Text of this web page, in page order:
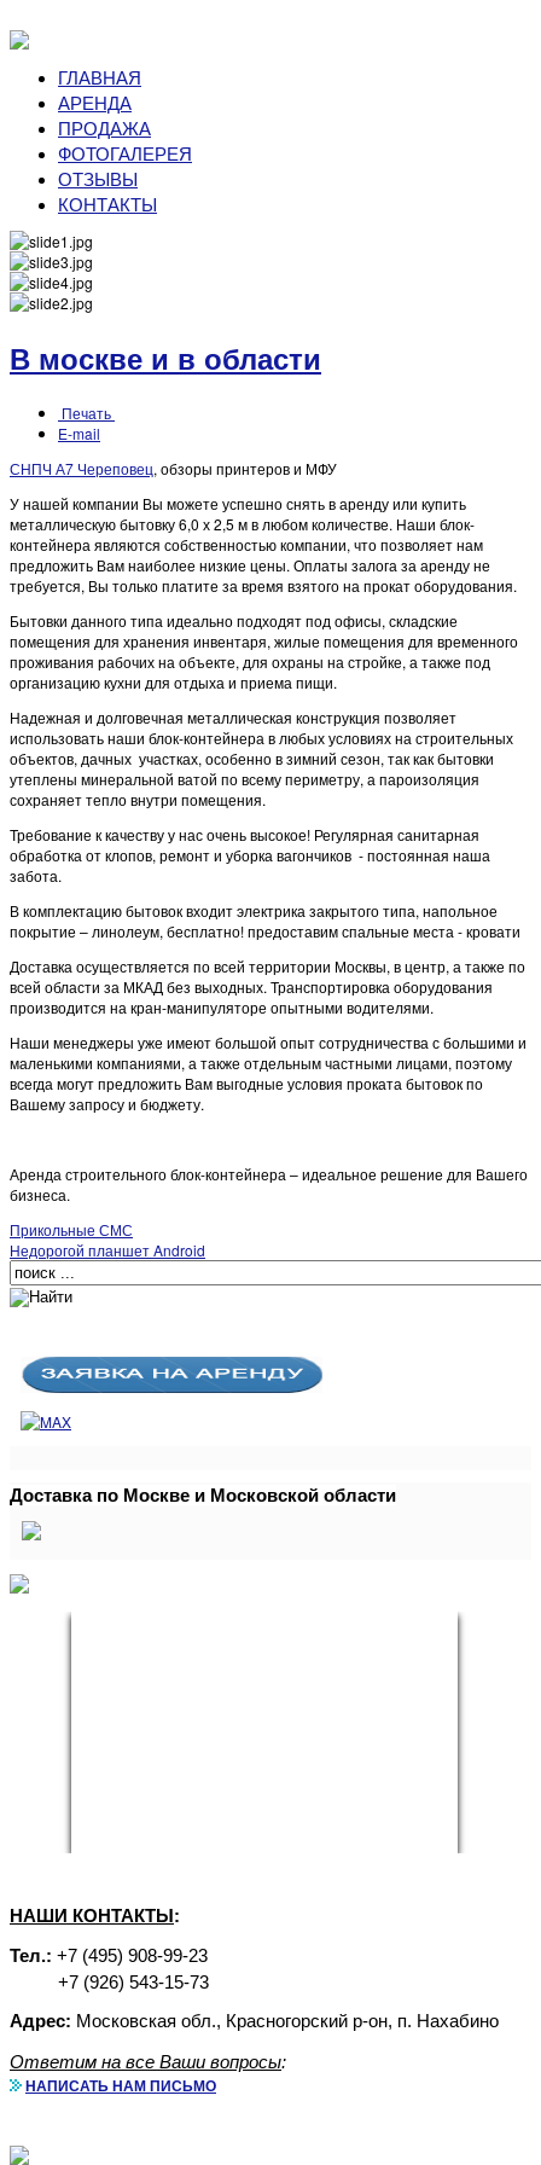
ГЛАВНАЯ
АРЕНДА
ПРОДАЖА
ФОТОГАЛЕРЕЯ
ОТЗЫВЫ
КОНТАКТЫ
В москве и в области
Печать
E-mail
СНПЧ А7 Череповец, обзоры принтеров и МФУ
У нашей компании Вы можете успешно снять в аренду или купить
металлическую бытовку 6,0 х 2,5 м в любом количестве. Наши блок-
контейнера являются собственностью компании, что позволяет нам
предложить Вам наиболее низкие цены. Оплаты залога за аренду не
требуется, Вы только платите за время взятого на прокат оборудования.
Бытовки данного типа идеально подходят под офисы, складские
помещения для хранения инвентаря, жилые помещения для временного
проживания рабочих на объекте, для охраны на стройке, а также под
организацию кухни для отдыха и приема пищи.
Надежная и долговечная металлическая конструкция позволяет
использовать наши блок-контейнера в любых условиях на строительных
объектов, дачных участках, особенно в зимний сезон, так как бытовки
утеплены минеральной ватой по всему периметру, а пароизоляция
сохраняет тепло внутри помещения.
Требование к качеству у нас очень высокое! Регулярная санитарная
обработка от клопов, ремонт и уборка вагончиков - постоянная наша
забота.
В комплектацию бытовок входит электрика закрытого типа, напольное
покрытие – линолеум, бесплатно! предоставим спальные места - кровати
Доставка осуществляется по всей территории Москвы, в центр, а также по
всей области за МКАД без выходных. Транспортировка оборудования
производится на кран-манипуляторе опытными водителями.
Наши менеджеры уже имеют большой опыт сотрудничества с большими и
маленькими компаниями, а также отдельным частными лицами, поэтому
всегда могут предложить Вам выгодные условия проката бытовок по
Вашему запросу и бюджету.
Аренда строительного блок-контейнера – идеальное решение для Вашего
бизнеса.
Прикольные СМС
Недорогой планшет Android
Доставка по Москве и Московской области
НАШИ КОНТАКТЫ:
Тел.: +7 (495) 908-99-23
+7 (926) 543-15-73
Адрес: Московская обл., Красногорский р-он, п. Нахабино
Ответим на все Ваши вопросы:
НАПИСАТЬ НАМ ПИСЬМО